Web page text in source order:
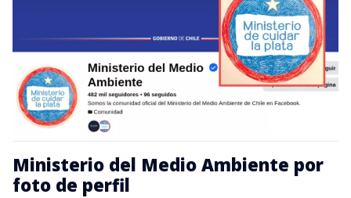
Ministerio del Medio Ambiente por
foto de perfil